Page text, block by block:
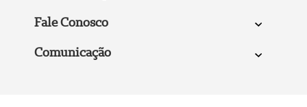
Fale Conosco
Comunicação